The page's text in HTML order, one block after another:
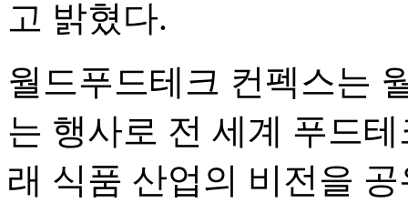
고 밝혔다.
월드푸드테크 컨펙스는
는 행사로 전 세계 푸드
래 식품 산업의 비전을